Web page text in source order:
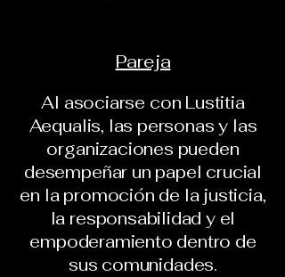
Pareja
Al asociarse con Lustitia
Aequalis, las personas y las
organizaciones pueden
desempeñar un papel crucial
en la promoción de la justicia,
la responsabilidad y el
empoderamiento dentro de
sus comunidades.